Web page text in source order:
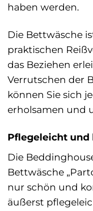
haben werden.
Die Bettwäsche
praktischen
das Beziehen
Verrutschen der
können Sie sich
erholsamen und
Pflegeleicht und
Die
Bettwäsche
nur schön und
äußerst